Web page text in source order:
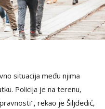
situacija među njima
Policija je na terenu,
rekao je Šiljdedić,